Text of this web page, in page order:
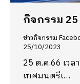
กิจกรรม 25
ข่าวกิจกรรม
25/10/2023
25 ต.ค.66 เว
เทศมนตรีเ…